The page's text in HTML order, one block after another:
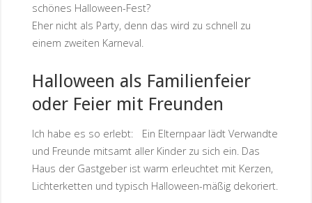
schönes Halloween-Fest?
Eher nicht als Party, denn das wird zu schnell zu
einem zweiten Karneval.
Halloween als Familienfeier
oder Feier mit Freunden
Ich habe es so erlebt: Ein Elternpaar lädt Verwandte
und Freunde mitsamt aller Kinder zu sich ein. Das
Haus der Gastgeber ist warm erleuchtet mit Kerzen,
Lichterketten und typisch Halloween-mäßig dekoriert.